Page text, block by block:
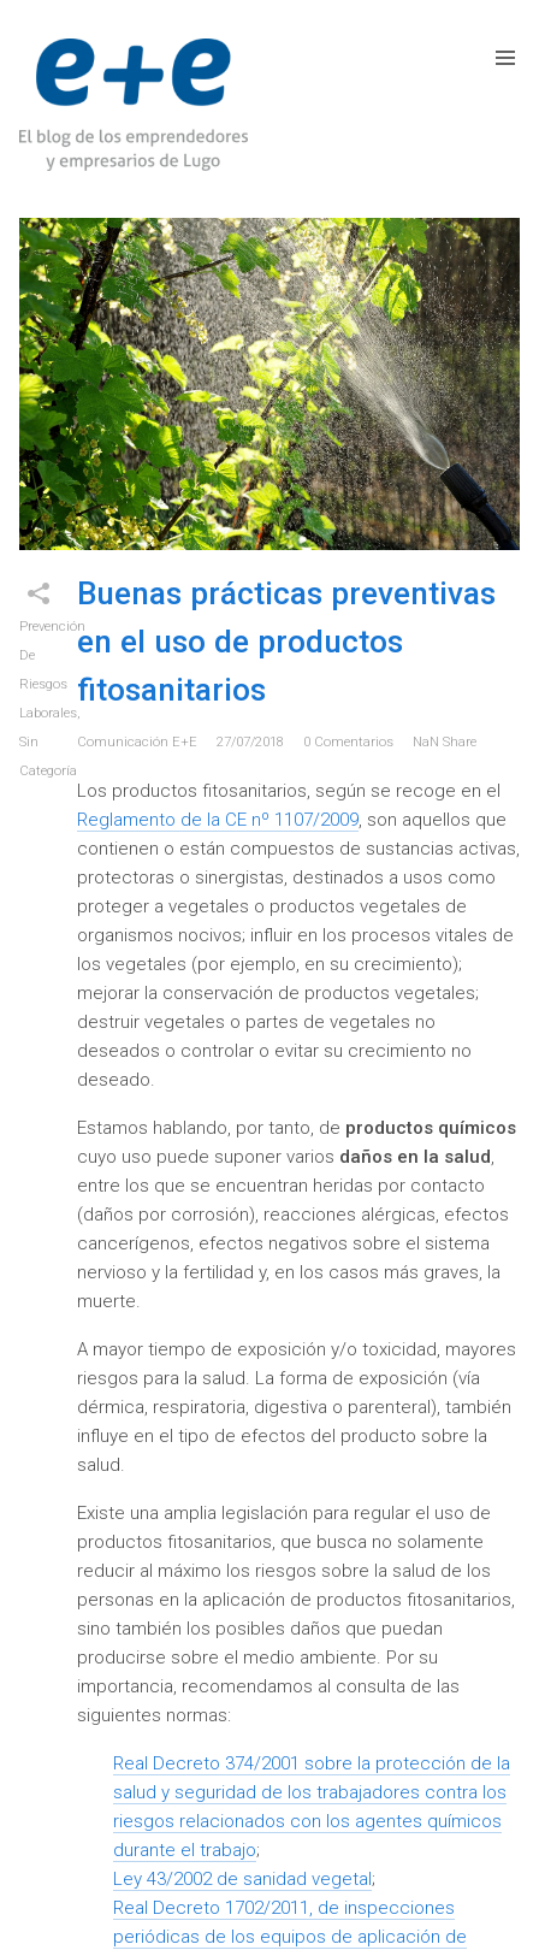
Prevención
De
Riesgos
Laborales,
Sin
Categoría
Buenas prácticas preventivas
en el uso de productos
fitosanitarios
Comunicación E+e 27/07/2018 0 Comentarios NaN Share
Los productos fitosanitarios, según se recoge en el
Reglamento de la CE nº 1107/2009, son aquellos que
contienen o están compuestos de sustancias activas,
protectoras o sinergistas, destinados a usos como
proteger a vegetales o productos vegetales de
organismos nocivos; influir en los procesos vitales de
los vegetales (por ejemplo, en su crecimiento);
mejorar la conservación de productos vegetales;
destruir vegetales o partes de vegetales no
deseados o controlar o evitar su crecimiento no
deseado.
Estamos hablando, por tanto, de productos químicos
cuyo uso puede suponer varios daños en la salud,
entre los que se encuentran heridas por contacto
(daños por corrosión), reacciones alérgicas, efectos
cancerígenos, efectos negativos sobre el sistema
nervioso y la fertilidad y, en los casos más graves, la
muerte.
A mayor tiempo de exposición y/o toxicidad, mayores
riesgos para la salud. La forma de exposición (vía
dérmica, respiratoria, digestiva o parenteral), también
influye en el tipo de efectos del producto sobre la
salud.
Existe una amplia legislación para regular el uso de
productos fitosanitarios, que busca no solamente
reducir al máximo los riesgos sobre la salud de los
personas en la aplicación de productos fitosanitarios,
sino también los posibles daños que puedan
producirse sobre el medio ambiente. Por su
importancia, recomendamos al consulta de las
siguientes normas:
Real Decreto 374/2001 sobre la protección de la
salud y seguridad de los trabajadores contra los
riesgos relacionados con los agentes químicos
durante el trabajo;
Ley 43/2002 de sanidad vegetal;
Real Decreto 1702/2011, de inspecciones
periódicas de los equipos de aplicación de